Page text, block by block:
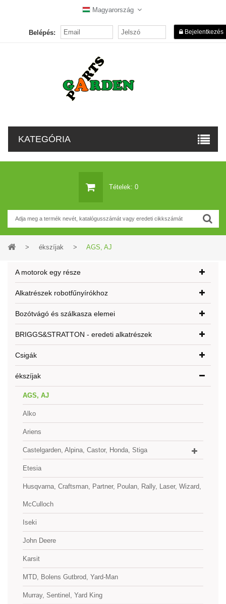
Magyarország
Belépés: Bejelentkezés
KATEGÓRIA
Tételek: 0
> ékszíjak > AGS, AJ
A motorok egy része
Alkatrészek robotfűnyírókhoz
Bozótvágó és szálkasza elemei
BRIGGS&STRATTON - eredeti alkatrészek
Csigák
ékszíjak
AGS, AJ
Alko
Ariens
Castelgarden, Alpina, Castor, Honda, Stiga
Etesia
Husqvarna, Craftsman, Partner, Poulan, Rally, Laser, Wizard,
McCulloch
Iseki
John Deere
Karsit
MTD, Bolens Gutbrod, Yard-Man
Murray, Sentinel, Yard King